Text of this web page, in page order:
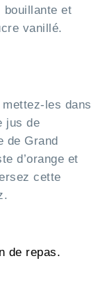
bouillante et
vanillé.
les dans
jus de
de Grand
d’orange et
cette
de repas.